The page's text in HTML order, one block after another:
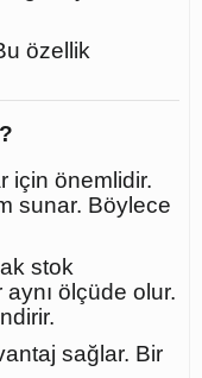
özellik
için önemlidir.
sunar. Böylece
stok
aynı ölçüde olur.
sağlar. Bir